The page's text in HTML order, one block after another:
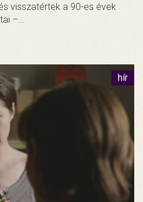
visszatértek a 90-es évek
–…
hír